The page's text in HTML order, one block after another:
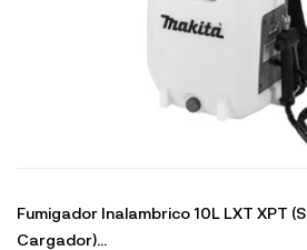
Fumigador Inalambrico 10L LXT XPT
Cargador)...